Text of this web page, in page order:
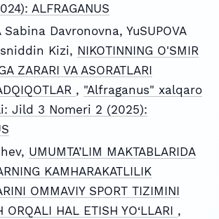
ALFRAGANUS
Sabina Davronovna, YuSUPOVA
Kizi, NIKOTINNING O'SMIR
ZARARI VA ASORATLARI
, "Alfraganus" xalqaro
Jild 3 Nomeri 2 (2025):
UMUMTA’LIM MAKTABLARIDA
KAMHARAKATLILIK
OMMAVIY SPORT TIZIMINI
ORQALI HAL ETISH YO‘LLARI ,